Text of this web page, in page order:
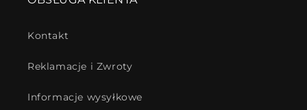
Kontakt
Reklamacje i Zwroty
Informacje wysyłkowe